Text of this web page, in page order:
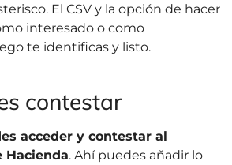
El CSV y la opción de hacer
interesado o como
te identificas y listo.
contestar
acceder y contestar al
Hacienda. Ahí puedes añadir lo